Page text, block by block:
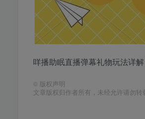
咩播助眠直播弹幕礼物玩法详解
© 版权声明
文章版权归作者所有，未经允许请勿转